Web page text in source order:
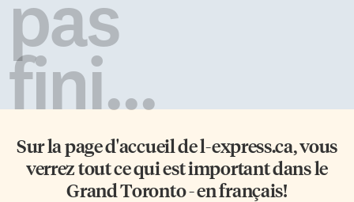
fini...
Sur la page d'accueil del-express.ca, vous
verrez tout ce qui est important dans le
Grand Toronto - en français!